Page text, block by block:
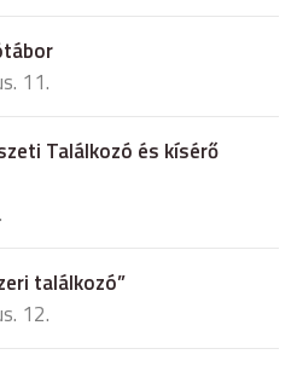
11.
Találkozó és kísérő
találkozó”
12.